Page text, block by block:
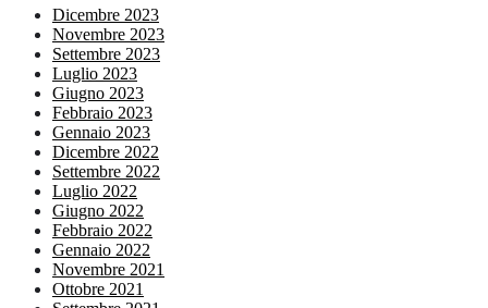
Dicembre 2023
Novembre 2023
Settembre 2023
Luglio 2023
Giugno 2023
Febbraio 2023
Gennaio 2023
Dicembre 2022
Settembre 2022
Luglio 2022
Giugno 2022
Febbraio 2022
Gennaio 2022
Novembre 2021
Ottobre 2021